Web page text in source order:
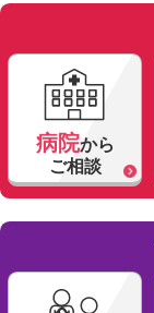
病院から
ご相談